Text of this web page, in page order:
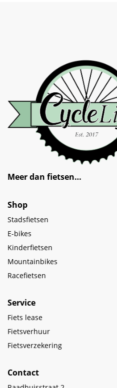
Meer dan fietsen…
Shop
Stadsfietsen
E-bikes
Kinderfietsen
Mountainbikes
Racefietsen
Service
Fiets lease
Fietsverhuur
Fietsverzekering
Contact